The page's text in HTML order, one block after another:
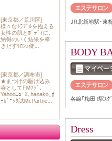
JR北新地駅･東
BODY
各線｢梅田｣駅ｽ
Dress
[東京都／荒川区]
様々なﾄﾗﾌﾞﾙを抱える
女性の肌とﾎﾞﾃﾞｨに､
納得のいく結果を導
きだすｻﾛﾝ♪健...
[東京都／調布市]
★まつげの駆け込み
寺としてFMﾌｼﾞ､
Yahooﾆｭｰｽ､hanako,,ｵ
ｰｶﾞﾆｯｸ誌Mr.Partne...